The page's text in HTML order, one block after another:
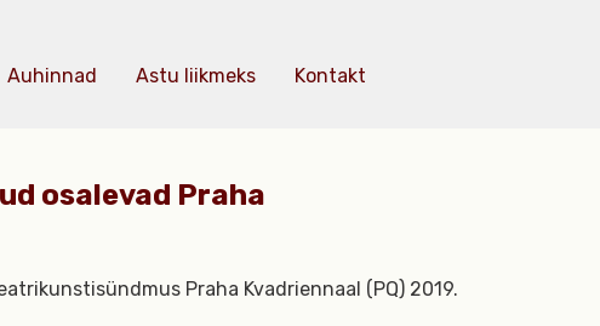
Auhinnad Astu liikmeks Kontakt
osalevad Praha
Praha Kvadriennaal (PQ) 2019.